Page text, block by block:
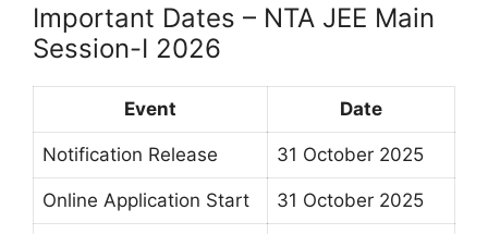
Important Dates – NTA JEE Main
Session-I 2026
Event Date
Notification Release 31 October 2025
Online Application Start 31 October 2025